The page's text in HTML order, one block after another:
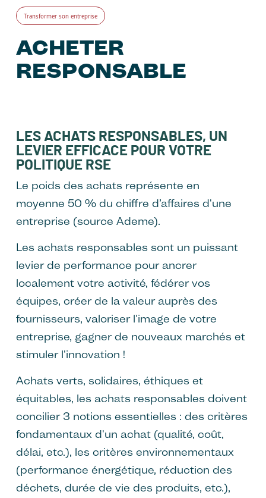
Transformer son entreprise
ACHETER
RESPONSABLE
LES ACHATS RESPONSABLES, UN
LEVIER EFFICACE POUR VOTRE
POLITIQUE RSE
Le poids des achats représente en
moyenne 50 % du chiffre d’affaires d'une
entreprise (source Ademe).
Les achats responsables sont un puissant
levier de performance pour ancrer
localement votre activité, fédérer vos
équipes, créer de la valeur auprès des
fournisseurs, valoriser l'image de votre
entreprise, gagner de nouveaux marchés et
stimuler l'innovation !
Achats verts, solidaires, éthiques et
équitables, les achats responsables doivent
concilier 3 notions essentielles : des critères
fondamentaux d'un achat (qualité, coût,
délai, etc.), les critères environnementaux
(performance énergétique, réduction des
déchets, durée de vie des produits, etc.),